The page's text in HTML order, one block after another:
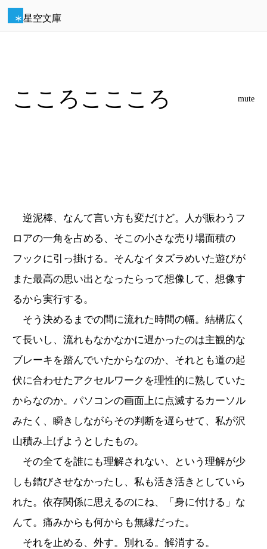
星空文庫
こころここころ mute
逆泥棒、なんて言い方も変だけど。人が賑わうフ
ロアの一角を占める、そこの小さな売り場面積の
フックに引っ掛ける。そんなイタズラめいた遊びが
また最高の思い出となったらって想像して、想像す
るから実行する。
そう決めるまでの間に流れた時間の幅。結構広く
て長いし、流れもなかなかに遅かったのは主観的な
ブレーキを踏んでいたからなのか、それとも道の起
伏に合わせたアクセルワークを理性的に熟していた
からなのか。パソコンの画面上に点滅するカーソル
みたく、瞬きしながらその判断を遅らせて、私が沢
山積み上げようとしたもの。
その全てを誰にも理解されない、という理解が少
しも錆びさせなかったし、私も活き活きとしていら
れた。依存関係に思えるのにね、「身に付ける」な
んて。痛みからも何からも無縁だった。
それを止める、外す。別れる。解消する。